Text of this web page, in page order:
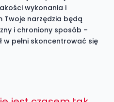
wykonania i
Twoje narzędzia będą
i chroniony sposób –
w pełni skoncentrować się